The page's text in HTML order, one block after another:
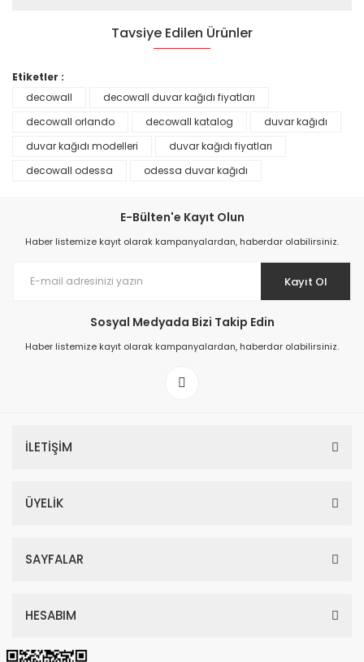
Tavsiye Edilen Ürünler
Prime ArtDECO Duvar Kağıdı Tutkalı 500 gr
199,00 TL
Etiketler :
decowall
decowall duvar kağıdı fiyatları
decowall orlando
decowall katalog
duvar kağıdı
duvar kağıdı modelleri
duvar kağıdı fiyatları
decowall odessa
odessa duvar kağıdı
E-Bülten'e Kayıt Olun
Haber listemize kayıt olarak kampanyalardan, haberdar olabilirsiniz.
Kayıt Ol
Sosyal Medyada Bizi Takip Edin
Haber listemize kayıt olarak kampanyalardan, haberdar olabilirsiniz.
İLETİŞİM
ÜYELİK
SAYFALAR
HESABIM